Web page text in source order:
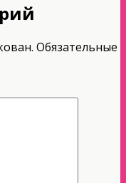
Обязательные